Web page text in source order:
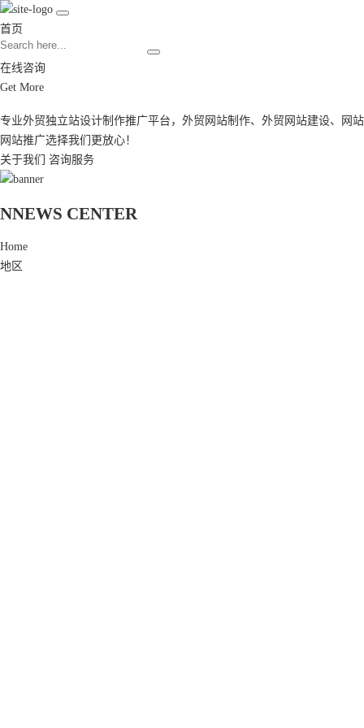
首页
在线咨询
Get More
专业外贸独立站设计制作推广平台， 外贸网站制作、 外贸网站建设、
网站
网站推广选择我们更放心！
关于我们
咨询服务
NNEWS CENTER
Home
地区